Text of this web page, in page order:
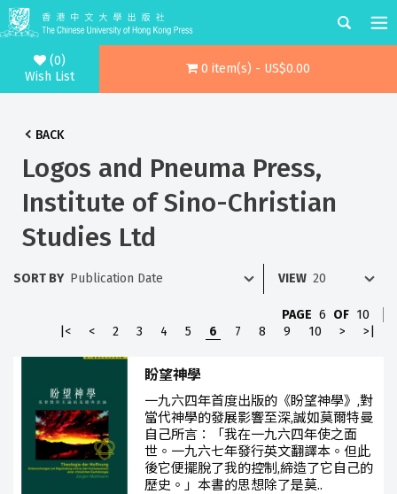
(0)
Wish List
0 item(s) - US$0.00
BACK
Logos and Pneuma Press,
Institute of Sino-Christian
Studies Ltd
SORT BY VIEW
PAGE 6 OF 10
|<
< 2 3 4 5 6 7 8 9 10 > >|
盼望神學
一九六四年首度出版的《盼望神學》,對
當代神學的發展影響至深,誠如莫爾特曼
自己所言：「我在一九六四年使之面
世。一九六七年發行英文翻譯本。但此
後它便擺脫了我的控制,締造了它自己的
歷史。」本書的思想除了是莫..